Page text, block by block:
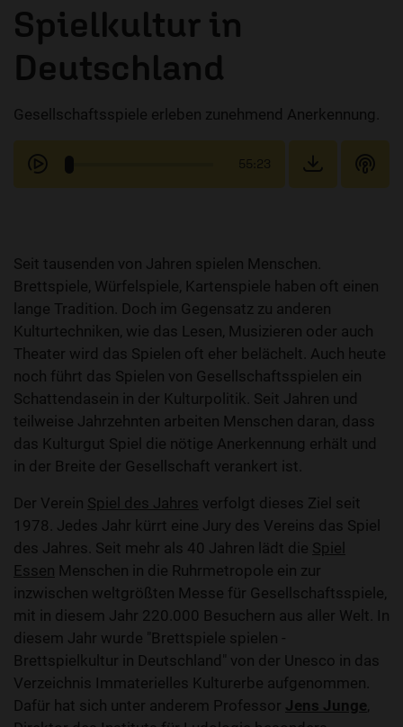
Spielkultur in
Deutschland
Gesellschaftsspiele erleben zunehmend Anerkennung.
55:23
Seit tausenden von Jahren spielen Menschen.
Brettspiele, Würfelspiele, Kartenspiele haben oft einen
lange Tradition. Doch im Gegensatz zu anderen
Kulturtechniken, wie das Lesen, Musizieren oder auch
Theater wird das Spielen oft eher belächelt. Auch heute
noch führt das Spielen von Gesellschaftsspielen ein
Schattendasein in der Kulturpolitik. Seit Jahren und
teilweise Jahrzehnten arbeiten Menschen daran, dass
das Kulturgut Spiel die nötige Anerkennung erhält und
in der Breite der Gesellschaft verankert ist.
Der Verein Spiel des Jahres verfolgt dieses Ziel seit
1978. Jedes Jahr kürrt eine Jury des Vereins das Spiel
des Jahres. Seit mehr als 40 Jahren lädt die Spiel
Essen Menschen in die Ruhrmetropole ein zur
inzwischen weltgrößten Messe für Gesellschaftsspiele,
mit in diesem Jahr 220.000 Besuchern aus aller Welt. In
diesem Jahr wurde "Brettspiele spielen -
Brettspielkultur in Deutschland" von der Unesco in das
Verzeichnis Immaterielles Kulturerbe aufgenommen.
Dafür hat sich unter anderem Professor Jens Junge,